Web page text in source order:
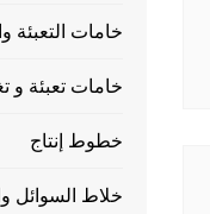
خامات التعبئة
خامات تعبئة و
خطوط إنتاج
خلاط السوائل